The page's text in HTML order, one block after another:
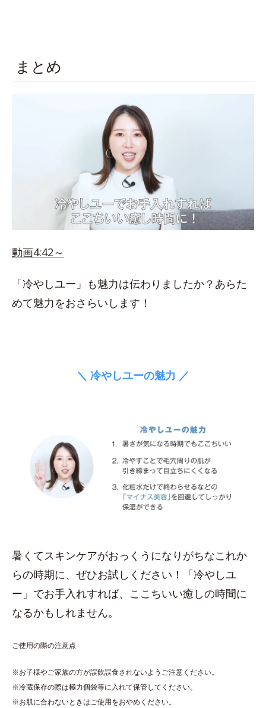
まとめ
動画4:42～
「冷やしユー」も魅力は伝わりましたか？あらた
めて魅力をおさらいします！
＼ 冷やしユーの魅力 ／
暑くてスキンケアがおっくうになりがちなこれか
らの時期に、ぜひお試しください！「冷やしユ
ー」でお手入れすれば、ここちいい癒しの時間に
なるかもしれません。
ご使用の際の注意点
※お子様やご家族の方が誤飲誤食されないようご注意ください。
※冷蔵保存の際は極力個袋等に入れて保管してください。
※お肌に合わないときはご使用をおやめください。